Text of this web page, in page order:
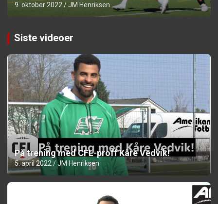
9. oktober 2022 JM Henriksen
Siste videoer
På trening med CFL-proff Kåre Vedvik!
5. april 2022 JM Henriksen